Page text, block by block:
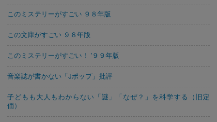
このミステリーがすごい ９８年版
この文庫がすごい ９８年版
このミステリーがすごい！ ’９９年版
音楽誌が書かない「Jポップ」批評
子どもも大人もわからない「謎」「なぜ？」を科学する（旧定
価）